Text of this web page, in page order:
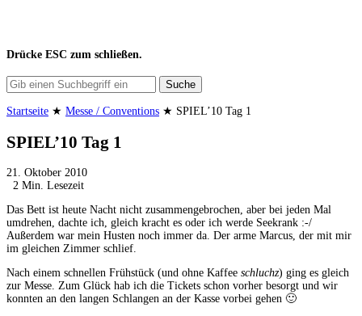
Drücke ESC zum schließen.
Suche
Startseite ★ Messe / Conventions ★ SPIEL’10 Tag 1
SPIEL’10 Tag 1
21. Oktober 2010
2 Min. Lesezeit
Das Bett ist heute Nacht nicht zusammengebrochen, aber bei jeden Mal
umdrehen, dachte ich, gleich kracht es oder ich werde Seekrank :-/
Außerdem war mein Husten noch immer da. Der arme Marcus, der mit mir
im gleichen Zimmer schlief.
Nach einem schnellen Frühstück (und ohne Kaffee schluchz) ging es gleich
zur Messe. Zum Glück hab ich die Tickets schon vorher besorgt und wir
konnten an den langen Schlangen an der Kasse vorbei gehen 🙂